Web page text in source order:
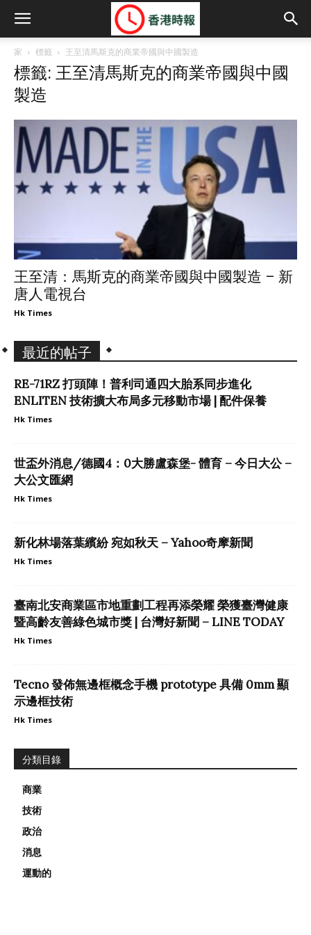
家 標籤 王至清馬斯克的商業帝國與中國製造
標籤: 王至清馬斯克的商業帝國與中國
製造
王至清：馬斯克的商業帝國與中國製造 – 新
唐人電視台
Hk Times
最近的帖子
RE-71RZ 打頭陣！普利司通四大胎系同步進化
ENLITEN 技術擴大布局多元移動市場 | 配件保養
Hk Times
世盃外消息/德國4：0大勝盧森堡- 體育 – 今日大公 –
大公文匯網
Hk Times
新化林場落葉繽紛 宛如秋天 – Yahoo奇摩新聞
Hk Times
臺南北安商業區市地重劃工程再添榮耀 榮獲臺灣健康
暨高齡友善綠色城市獎 | 台灣好新聞 – LINE TODAY
Hk Times
Tecno 發佈無邊框概念手機 prototype 具備 0mm 顯
示邊框技術
Hk Times
分類目錄
商業
技術
政治
消息
運動的